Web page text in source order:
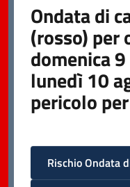
Ondata di
(rosso) per
domenica
lunedì 10
pericolo
Rischio Ondata